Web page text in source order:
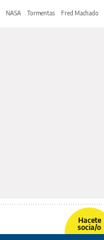
NASA Tormentas Fred Machado
Hacete
socia/o